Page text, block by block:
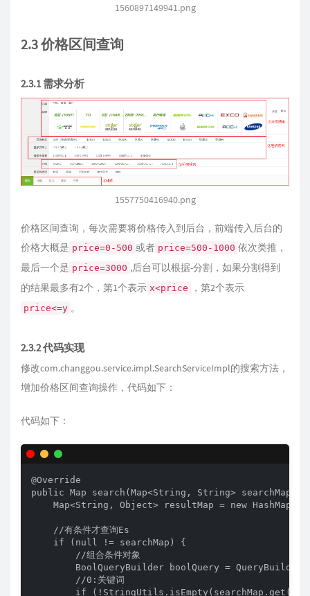
1560897149941.png
2.3 价格区间查询
2.3.1 需求分析
1557750416940.png
价格区间查询，每次需要将价格传入到后台，前端传入后台的
价格大概是 price=0-500 或者 price=500-1000 依次类推，
最后一个是 price=3000 ,后台可以根据-分割，如果分割得到
的结果最多有2个，第1个表示 x<price ，第2个表示
price<=y 。
2.3.2 代码实现
修改com.changgou.service.impl.SearchServiceImpl的搜索方法，
增加价格区间查询操作，代码如下：
代码如下：
@Override
public Map search(Map<String, String> searchMap)
Map<String, Object> resultMap = new
    //有条件才查询Es
    if (null != searchMap) {
        //组合条件对象
BoolQueryBuilder boolQuery =
        //0:关键词
if